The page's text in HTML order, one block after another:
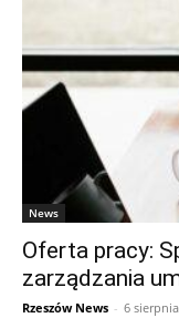
News
Oferta pracy:
zarządzania
Rzeszów News - 6